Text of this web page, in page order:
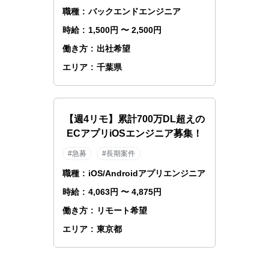
職種 : バックエンドエンジニア
時給 : 1,500円 〜 2,500円
働き方 : 出社希望
エリア : 千葉県
【週4リモ】累計700万DL超えの
ECアプリiOSエンジニア募集！
#急募 #長期案件
職種 : iOS/Androidアプリエンジニア
時給 : 4,063円 〜 4,875円
働き方 : リモート希望
エリア : 東京都